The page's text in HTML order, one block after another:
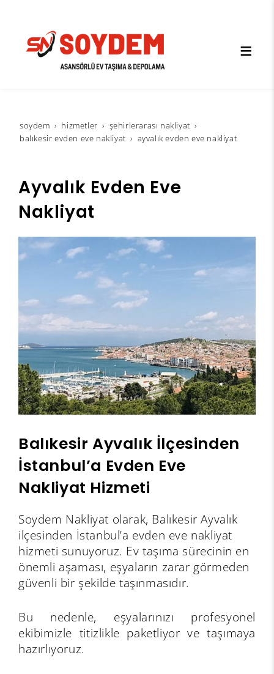
soydem hi̇zmetler
şehirlerarası nakliyat
balıkesir evden eve nakliyat
ayvalık evden eve nakliyat
Ayvalık Evden Eve
Nakliyat
Balıkesir Ayvalık İlçesinden
İstanbul’a Evden Eve
Nakliyat Hizmeti
Soydem Nakliyat olarak, Balıkesir Ayvalık
ilçesinden İstanbul’a evden eve nakliyat
hizmeti sunuyoruz. Ev taşıma sürecinin en
önemli aşaması, eşyaların zarar görmeden
güvenli bir şekilde taşınmasıdır.
Bu nedenle, eşyalarınızı profesyonel
ekibimizle titizlikle paketliyor ve taşımaya
hazırlıyoruz.